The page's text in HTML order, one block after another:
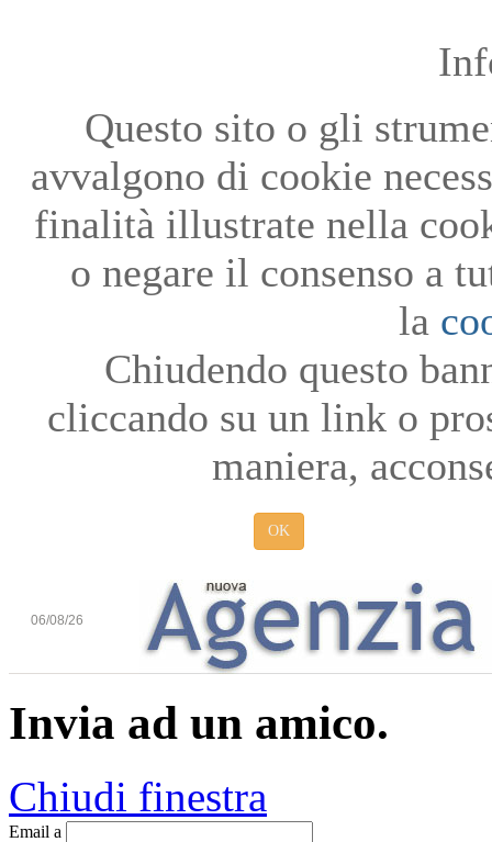
Questo sito o gli
avvalgono di cookie
finalità illustrate nella
o negare il consenso a
la
Chiudendo questo
cliccando su un link o
maniera,
OK
06/08/26
Invia ad un amico.
Chiudi finestra
Email a